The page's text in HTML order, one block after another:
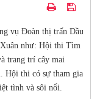
vụ Đoàn thị trấn Dầu
như: Hội thi Tìm
trang trí cây mai
Hội thi có sự tham gia
tình và sôi nổi.